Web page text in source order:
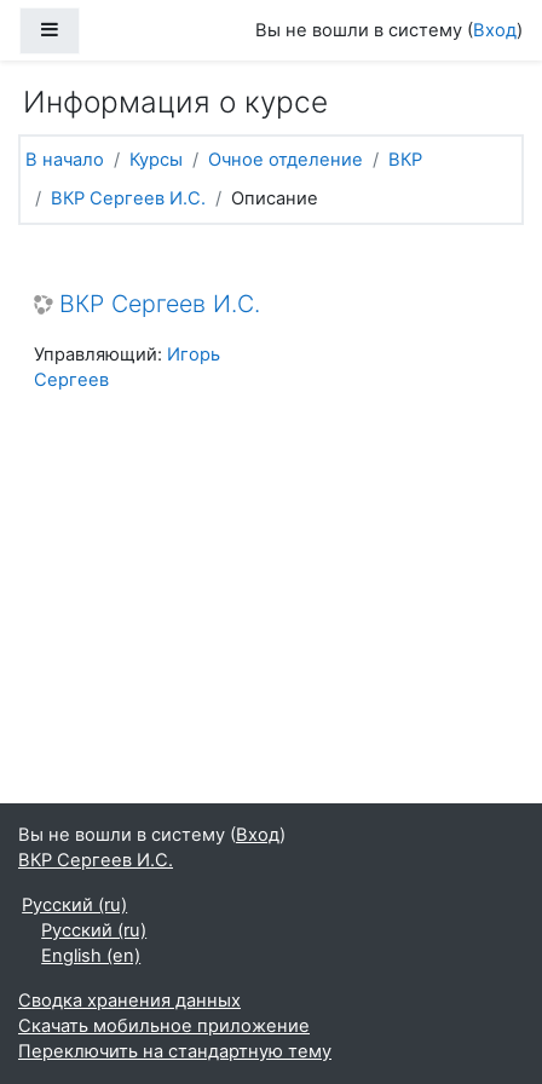
Вы не вошли в систему (Вход)
Информация о курсе
В начало Курсы Очное отделение
ВКР
ВКР Сергеев И.С.
Описание
ВКР Сергеев И.С.
Управляющий: Игорь
Сергеев
Вы не вошли в систему (Вход)
ВКР Сергеев И.С.
Русский ‎(ru)‎
Русский ‎(ru)‎
English ‎(en)‎
Сводка хранения данных
Скачать мобильное приложение
Переключить на стандартную тему